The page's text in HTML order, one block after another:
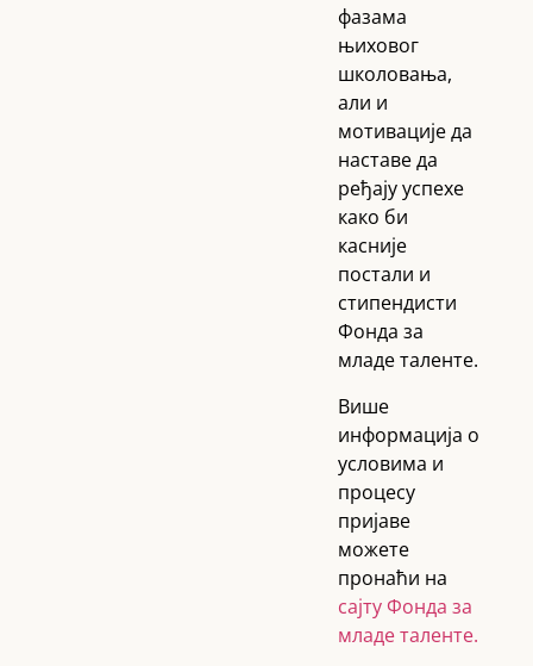
фазама
њиховог
школовања,
али и
мотивације да
наставе да
ређају успехе
како би
касније
постали и
стипендисти
Фонда за
младе таленте.
Више
информација о
условима и
процесу
пријаве
можете
пронаћи на
сајту Фонда за
младе таленте.